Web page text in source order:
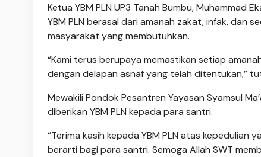
Ketua YBM PLN UP3 Tanah Bumbu, Muhammad
YBM PLN berasal dari amanah zakat, infak, dan
masyarakat yang membutuhkan.
“Kami terus berupaya memastikan setiap
dengan delapan asnaf yang telah ditentukan,”
Mewakili Pondok Pesantren Yayasan Syamsul
diberikan YBM PLN kepada para santri.
“Terima kasih kepada YBM PLN atas
berarti bagi para santri. Semoga Allah SWT